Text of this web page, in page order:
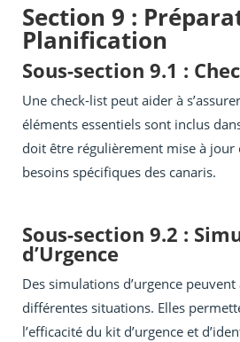
Section 9 :
Planification
Sous-section 9.1 :
Une check-list peut aider à
éléments essentiels sont inclus
doit être régulièrement mise à jour
besoins spécifiques des canaris.
Sous-section 9.2 :
d’Urgence
Des simulations d’urgence
différentes situations. Elles
l’efficacité du kit d’urgence et